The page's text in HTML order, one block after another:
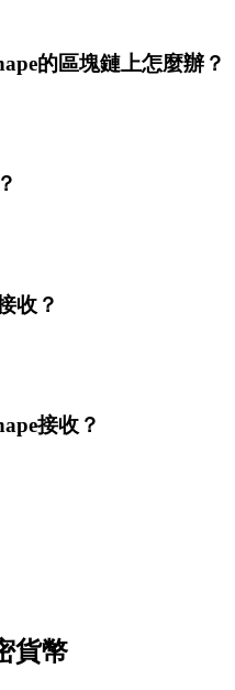
的區塊鏈上怎麼辦？
收？
接收？
貨幣